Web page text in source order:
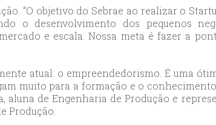
“O objetivo do Sebrae ao realizar o
o desenvolvimento dos pequenos
e escala. Nossa meta é fazer a
atual: o empreendedorismo. É uma
muito para a formação e o
de Engenharia de Produção e
Produção.